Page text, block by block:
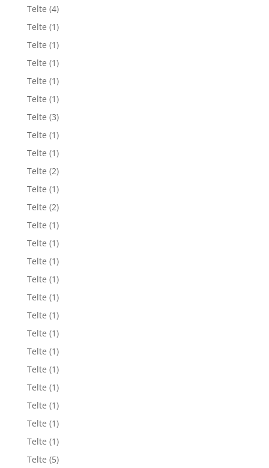
Telte (4)
Telte (1)
Telte (1)
Telte (1)
Telte (1)
Telte (1)
Telte (3)
Telte (1)
Telte (1)
Telte (2)
Telte (1)
Telte (2)
Telte (1)
Telte (1)
Telte (1)
Telte (1)
Telte (1)
Telte (1)
Telte (1)
Telte (1)
Telte (1)
Telte (1)
Telte (1)
Telte (1)
Telte (1)
Telte (5)